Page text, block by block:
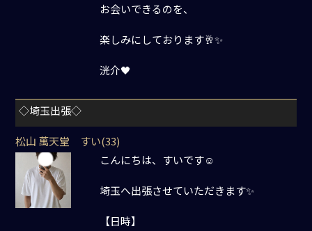
お会いできるのを、
楽しみにしております🥂✨
洸介🖤
◇埼玉出張◇
松山 萬天堂 すい(33)
こんにちは、すいです☺️
埼玉へ出張させていただきます✨
【日時】